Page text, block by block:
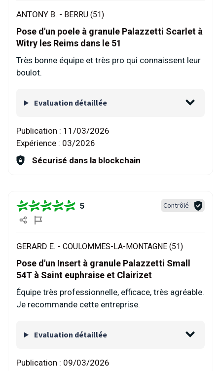
ANTONY B. - BERRU (51)
Pose d'un poele à granule Palazzetti Scarlet à
Witry les Reims dans le 51
Très bonne équipe et très pro qui connaissent leur
boulot.
Evaluation détaillée
Publication : 11/03/2026
Expérience : 03/2026
Sécurisé dans la blockchain
5 Contrôlé
GERARD E. - COULOMMES-LA-MONTAGNE (51)
Pose d'un Insert à granule Palazzetti Small
54T à Saint euphraise et Clairizet
Équipe très professionnelle, efficace, très agréable.
Je recommande cette entreprise.
Evaluation détaillée
Publication : 09/03/2026